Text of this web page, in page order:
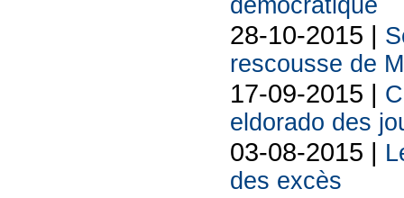
démocratique
28-10-2015 |
rescousse de
17-09-2015 |
eldorado des
03-08-2015 |
des excès